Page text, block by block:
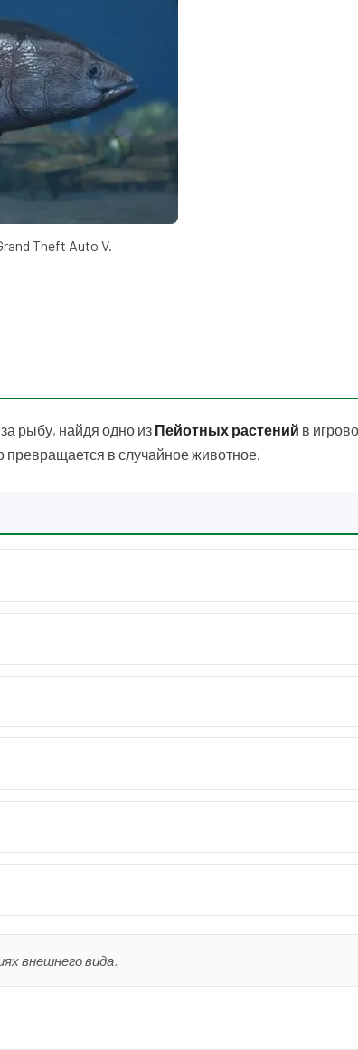
Theft Auto V.
рыбу, найдя одно из Пейотных растений в
превращается в случайное животное.
внешнего вида.